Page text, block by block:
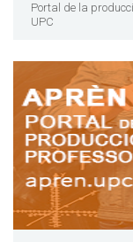
Portal de la
UPC